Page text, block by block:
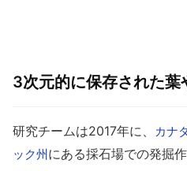
3次元的に保存された葉
研究チームは2017年に、 カナ
ック州にある採石場での発掘